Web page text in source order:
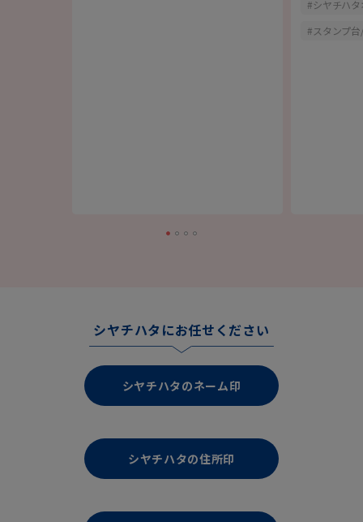
シヤチハ
スタンプ
シヤチハタにお任せください
シヤチハタのネーム印
シヤチハタの住所印